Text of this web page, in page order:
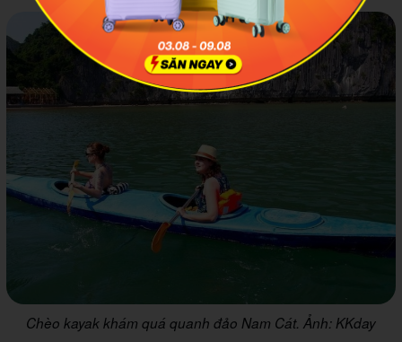
Chèo kayak khám quá quanh đảo Nam Cát. Ảnh: KKday